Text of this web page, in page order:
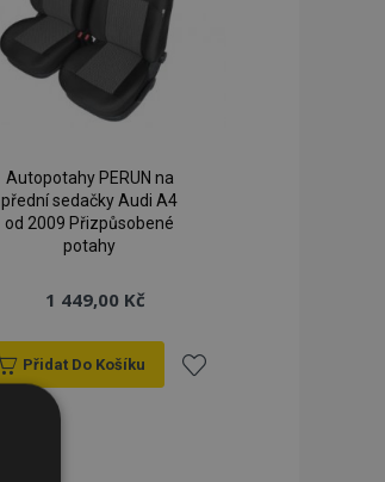
Autopotahy PERUN na
přední sedačky Audi A4
od 2009 Přizpůsobené
potahy
1 449,00 Kč
Přidat Do Košíku